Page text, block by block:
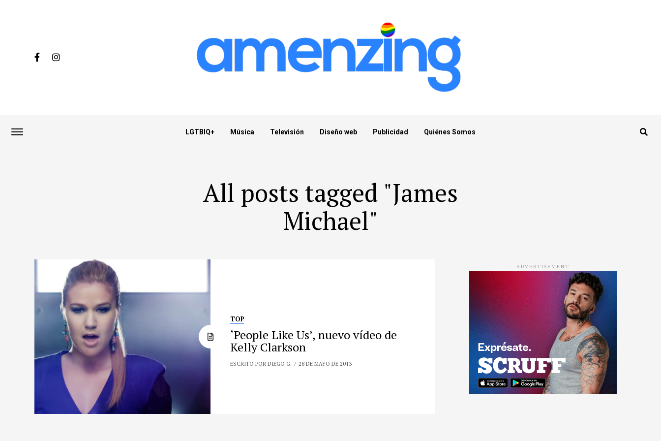
LGTBIQ+ Música Televisión Diseño web Publicidad Quiénes Somos
All posts tagged "James
Michael"
TOP
‘People Like Us’, nuevo vídeo de
Kelly Clarkson
ESCRITO POR DIEGO G. 28 DE MAYO DE 2013
ADVERTISEMENT